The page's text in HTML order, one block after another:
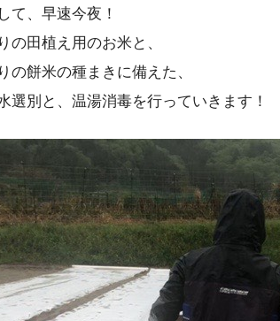
て、早速今夜！
の田植え用のお米と、
の餅米の種まきに備えた、
選別と、温湯消毒を行っていきます！